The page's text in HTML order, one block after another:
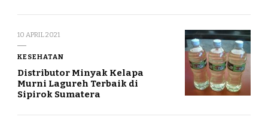
10 APRIL 2021
KESEHATAN
Distributor Minyak Kelapa
Murni Lagureh Terbaik di
Sipirok Sumatera